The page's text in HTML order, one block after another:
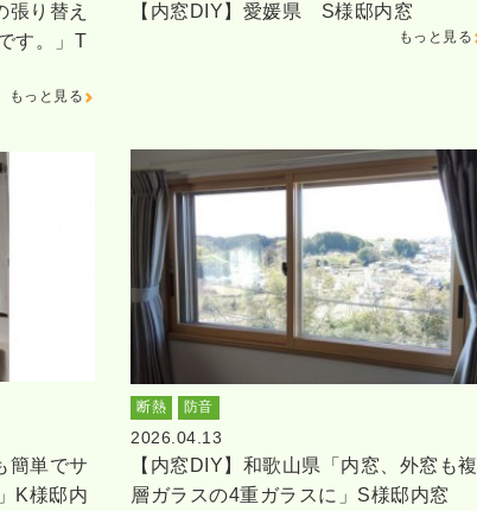
張り替え
す。」T
もっと見る
【内窓DIY】愛媛県 S様邸内窓
もっと見る
簡単でサ
K様邸内
断熱 防音
2026.04.13
【内窓DIY】和歌山県「内窓、外窓も複
層ガラスの4重ガラスに」S様邸内窓